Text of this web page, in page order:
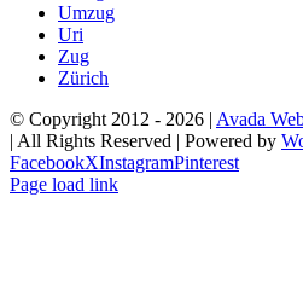
Umzug
Uri
Zug
Zürich
© Copyright 2012 - 2026 | Avada
| All Rights Reserved | Powered by
FacebookXInstagramPinterest
Page load link